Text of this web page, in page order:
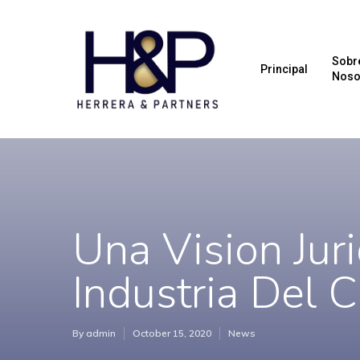
Principal
Una Vision
Industria Del
By admin October 15, 2020 News